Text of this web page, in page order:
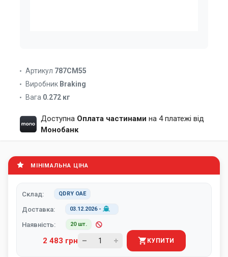
Артикул 787CM55
Виробник Braking
Вага 0.272 кг
Доступна Оплата частинами на 4 платежі від
Монобанк
МІНІМАЛЬНА ЦІНА
Склад: QDRY ОАЕ
Доставка: 03.12.2026-
Наявність: 20 шт.
2 483 грн КУПИТИ